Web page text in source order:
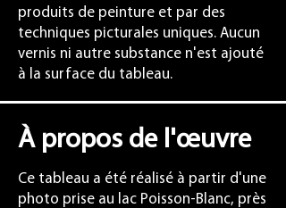
produits de peinture et par des
techniques picturales uniques. Aucun
vernis ni autre substance n'est ajouté
à la surface du tableau.
À propos de l'œuvre
Ce tableau a été réalisé à partir d'une
photo prise au lac Poisson-Blanc, près